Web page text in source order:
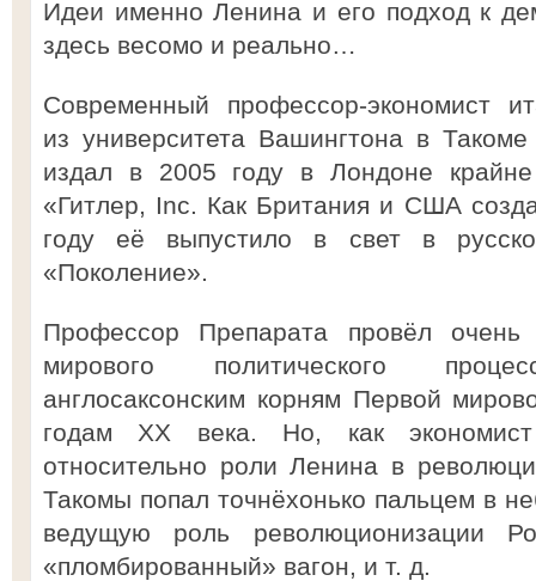
Идеи именно Ленина и его подход к
здесь весомо и реально…
Современный профессор-экономист
из университета Вашингтона в
издал в 2005 году в Лондоне
«Гитлер, Inc. Как Британия и США
году её выпустило в свет в
«Поколение».
Профессор Препарата провёл очень
мирового политического
англосаксонским корням Первой
годам ХХ века. Но, как
относительно роли Ленина в
Такомы попал точнёхонько пальцем в
ведущую роль революционизации
«пломбированный» вагон, и т. д.